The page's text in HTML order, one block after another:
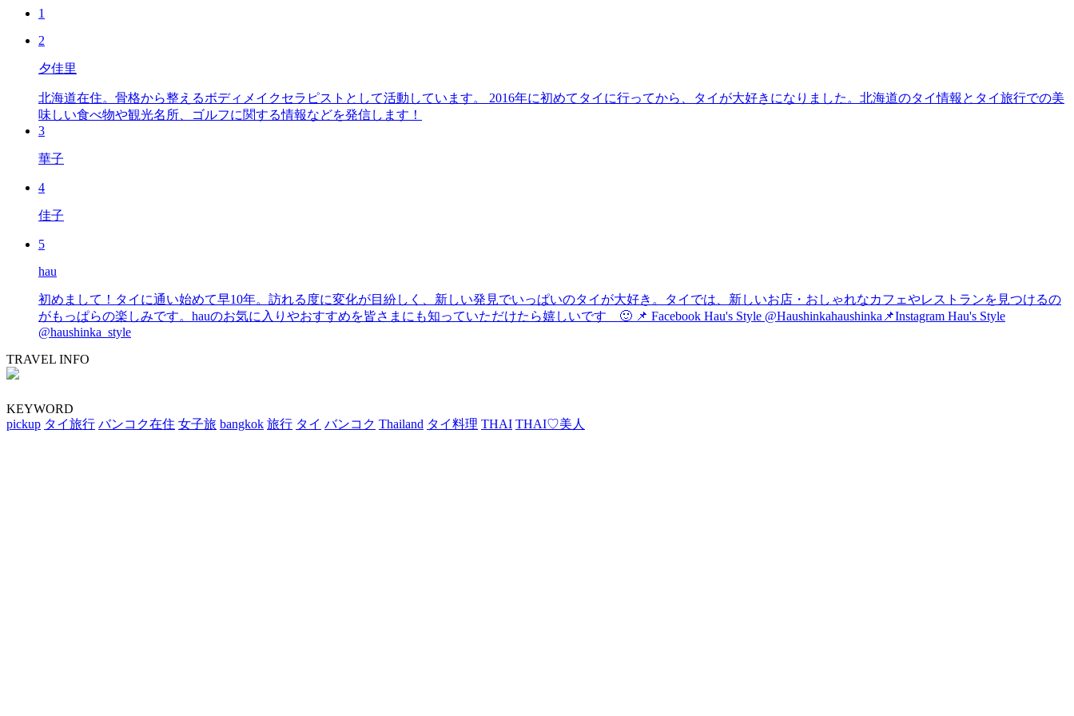
1
2
夕佳里
北海道在住。骨格から整えるボディメイクセラピストとして活動しています。 2016年に初めてタイに行ってから、タイが大好きになりました。北海道のタイ情報とタイ旅行での美
味しい食べ物や観光名所、ゴルフに関する情報などを発信します！
3
華子
4
佳子
5
hau
初めまして！タイに通い始めて早10年。訪れる度に変化が目紛しく、新しい発見でいっぱいのタイが大好き。タイでは、新しいお店・おしゃれなカフェやレストランを見つけるの
がもっぱらの楽しみです。hauのお気に入りやおすすめを皆さまにも知っていただけたら嬉しいです 🙂 📌 Facebook Hau's Style @Haushinkahaushinka📌Instagram Hau's Style
@haushinka_style
TRAVEL INFO
KEYWORD
pickup タイ旅行 バンコク在住 女子旅 bangkok 旅行 タイ バンコク Thailand タイ料理 THAI THAI♡美人